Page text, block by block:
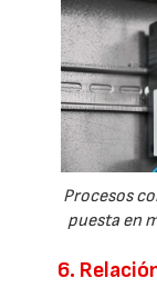
Procesos
puesta en
6.